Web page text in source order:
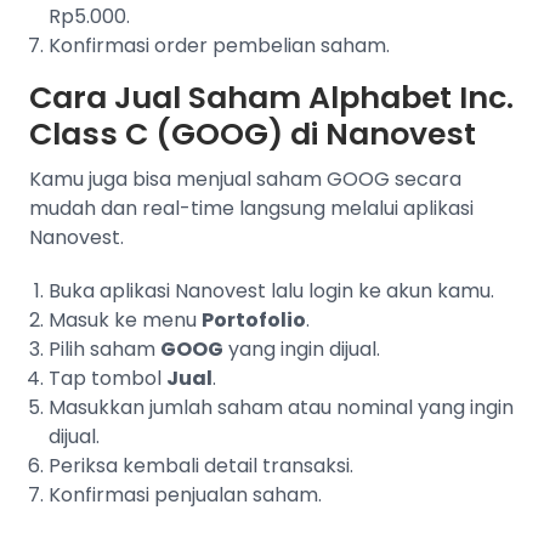
Rp5.000.
Konfirmasi order pembelian saham.
Cara Jual Saham Alphabet Inc.
Class C (GOOG) di Nanovest
Kamu juga bisa menjual saham GOOG secara
mudah dan real-time langsung melalui aplikasi
Nanovest.
Buka aplikasi Nanovest lalu login ke akun kamu.
Masuk ke menu Portofolio.
Pilih saham GOOG yang ingin dijual.
Tap tombol Jual.
Masukkan jumlah saham atau nominal yang ingin
dijual.
Periksa kembali detail transaksi.
Konfirmasi penjualan saham.